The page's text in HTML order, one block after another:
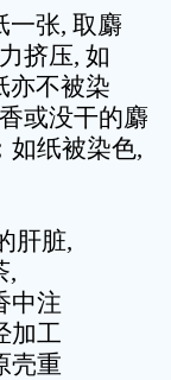
一张, 取麝
挤压, 如
亦不被染
或没干的麝
如纸被染色,
肝脏,
,
中注
加工
壳重